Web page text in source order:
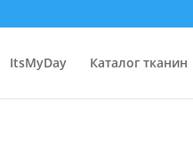
ItsMyDay Каталог тканин